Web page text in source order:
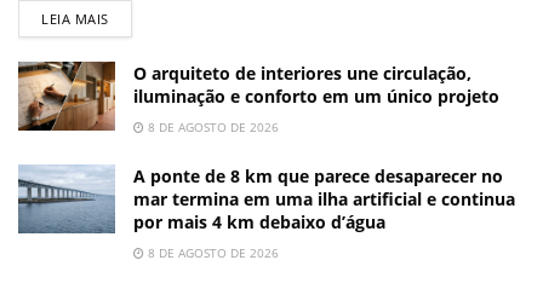
LEIA MAIS
O arquiteto de interiores une circulação,
iluminação e conforto em um único projeto
8 DE AGOSTO DE 2026
A ponte de 8 km que parece desaparecer no
mar termina em uma ilha artificial e continua
por mais 4 km debaixo d’água
8 DE AGOSTO DE 2026